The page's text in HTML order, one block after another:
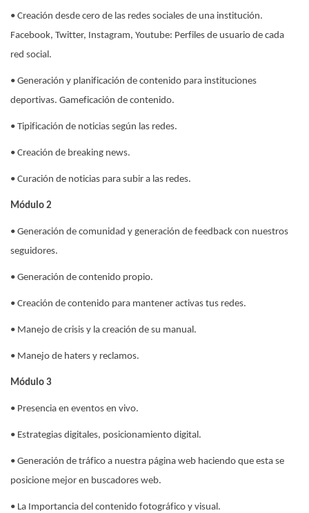
• Creación desde cero de las redes sociales de una institución.
Facebook, Twitter, Instagram, Youtube: Perfiles de usuario de cada
red social.
• Generación y planificación de contenido para instituciones
deportivas. Gameficación de contenido.
• Tipificación de noticias según las redes.
• Creación de breaking news.
• Curación de noticias para subir a las redes.
Módulo 2
• Generación de comunidad y generación de feedback con nuestros
seguidores.
• Generación de contenido propio.
• Creación de contenido para mantener activas tus redes.
• Manejo de crisis y la creación de su manual.
• Manejo de haters y reclamos.
Módulo 3
• Presencia en eventos en vivo.
• Estrategias digitales, posicionamiento digital.
• Generación de tráfico a nuestra página web haciendo que esta se
posicione mejor en buscadores web.
• La Importancia del contenido fotográfico y visual.